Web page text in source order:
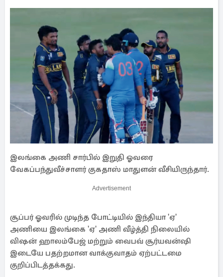
இலங்கை அணி சார்பில் இறுதி ஓவரை
வேகப்பந்துவீச்சாளர் குகதாஸ் மாதுளன் வீசியிருந்தார்.
Advertisement
சூப்பர் ஓவரில் முடிந்த போட்டியில் இந்தியா 'ஏ'
அணியை இலங்கை 'ஏ' அணி வீழ்த்தி நிலையில்
விஷன் ஹாலம்பேஜ் மற்றும் வைபவ் சூர்யவன்ஷி
இடையே பதற்றமான வாக்குவாதம் ஏற்பட்டமை
குறிப்பிடத்தக்கது.